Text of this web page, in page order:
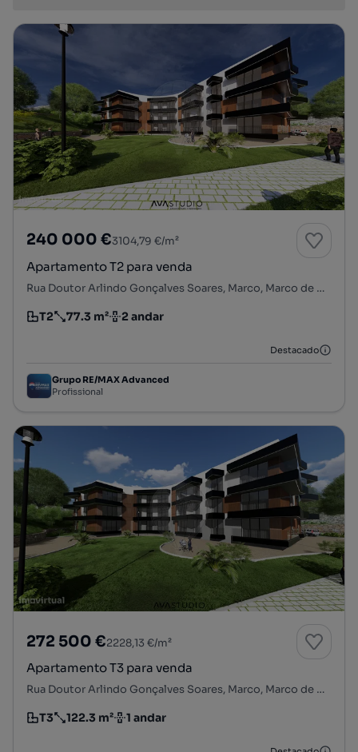
240 000 €3104,79 €/m²
Apartamento T2 para venda
Rua Doutor Arlindo Gonçalves Soares, Marco, Marco de Canaveses, Porto
Tipologia
T2
Preço por metro quadrado
77.3 m²
Andar 2 andar
Destacado
Grupo RE/MAX Advanced
Profissional
272 500 €2228,13 €/m²
Apartamento T3 para venda
Rua Doutor Arlindo Gonçalves Soares, Marco, Marco de Canaveses, Porto
Tipologia
T3
Preço por metro quadrado
122.3 m²
Andar 1 andar